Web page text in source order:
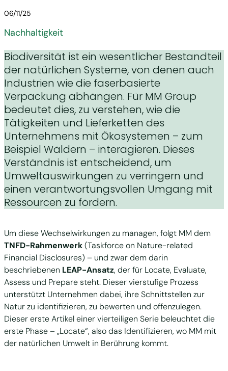
Nachhaltigkeit
06/11/25
Biodiversität ist ein wesentlicher Bestandteil
der natürlichen Systeme, von denen auch
Industrien wie die faserbasierte
Verpackung abhängen. Für MM Group
bedeutet dies, zu verstehen, wie die
Tätigkeiten und Lieferketten des
Unternehmens mit Ökosystemen – zum
Beispiel Wäldern – interagieren. Dieses
Verständnis ist entscheidend, um
Umweltauswirkungen zu verringern und
einen verantwortungsvollen Umgang mit
Ressourcen zu fördern.
Um diese Wechselwirkungen zu managen, folgt MM dem
TNFD-Rahmenwerk(Taskforce on Nature-related
Financial Disclosures) – und zwar dem darin
beschriebenen LEAP-Ansatz, der für Locate, Evaluate,
Assess und Prepare steht. Dieser vierstufige Prozess
unterstützt Unternehmen dabei, ihre Schnittstellen zur
Natur zu identifizieren, zu bewerten und offenzulegen.
Dieser erste Artikel einer vierteiligen Serie beleuchtet die
erste Phase – „Locate“, also das Identifizieren, wo MM mit
der natürlichen Umwelt in Berührung kommt.